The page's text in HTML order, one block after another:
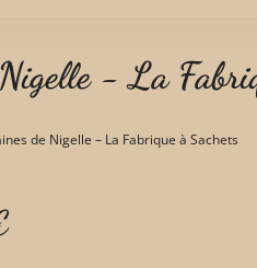
- La
de Nigelle – La Fabrique à Sachets